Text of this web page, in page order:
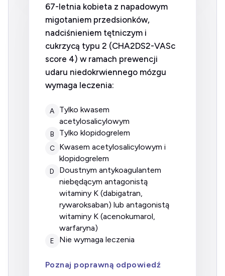
67-letnia kobieta z napadowym
migotaniem przedsionków,
nadciśnieniem tętniczym i
cukrzycą typu 2 (CHA2DS2-VASc
score 4) w ramach prewencji
udaru niedokrwiennego mózgu
wymaga leczenia:
A
tylko kwasem
acetylosalicylowym
B tylko klopidogrelem
C
kwasem acetylosalicylowym i
klopidogrelem
D
doustnym antykoagulantem
niebędącym antagonistą
witaminy K (dabigatran,
rywaroksaban) lub antagonistą
witaminy K (acenokumarol,
warfaryna)
E nie wymaga leczenia
Poznaj poprawną odpowiedź